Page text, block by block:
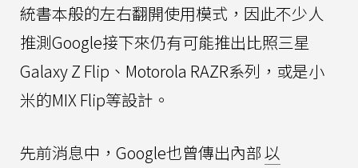
統書本般的左右翻開使用模式，因此不少人
推測Google接下來仍有可能推出比照三星
Galaxy Z Flip、Motorola RAZR系列，或是小
米的MIX Flip等設計。
先前消息中，Google也曾傳出內部以